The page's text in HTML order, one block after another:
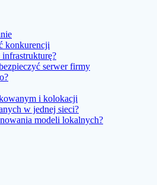
konkurencji
serwer firmy
i kolokacji
w jednej sieci?
modeli lokalnych?